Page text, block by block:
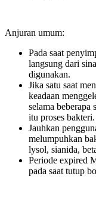
Anjuran umum:
Pada saat
langsung dari
digunakan.
Jika satu saat
keadaan
selama beberapa
itu proses bakteri.
Jauhkan
melumpuhkan
lysol, sianida,
Periode expired
pada saat tutup